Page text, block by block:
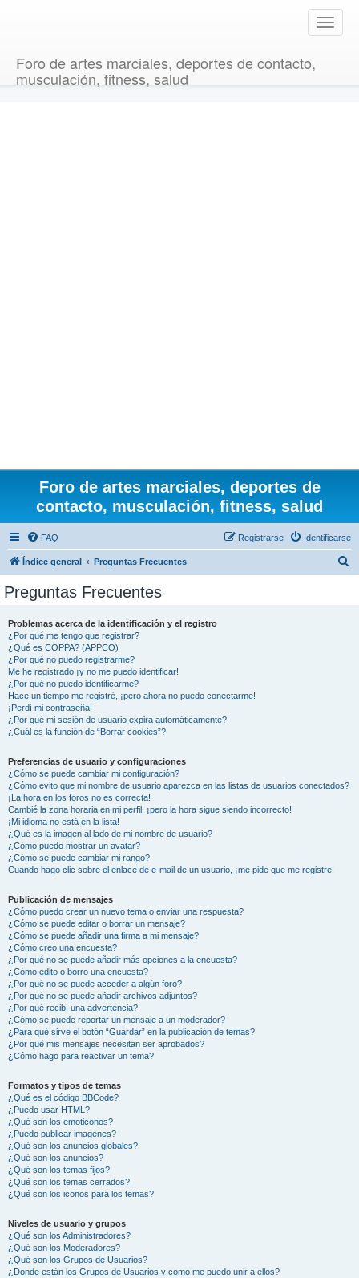
T
o
Foro de artes marciales, deportes de contacto,
musculación, fitness, salud
Foro de artes marciales, deportes de
contacto, musculación, fitness, salud
FAQ Identificarse
Registrarse
Índice general Preguntas Frecuentes
Preguntas Frecuentes
Problemas acerca de la identificación y el registro
¿Por qué me tengo que registrar?
¿Qué es COPPA? (APPCO)
¿Por qué no puedo registrarme?
Me he registrado ¡y no me puedo identificar!
¿Por qué no puedo identificarme?
Hace un tiempo me registré, ¡pero ahora no puedo conectarme!
¡Perdí mi contraseña!
¿Por qué mi sesión de usuario expira automáticamente?
¿Cuál es la función de “Borrar cookies”?
Preferencias de usuario y configuraciones
¿Cómo se puede cambiar mi configuración?
¿Cómo evito que mi nombre de usuario aparezca en las listas de usuarios conectados?
¡La hora en los foros no es correcta!
Cambié la zona horaria en mi perfil, ¡pero la hora sigue siendo incorrecto!
¡Mi idioma no está en la lista!
¿Qué es la imagen al lado de mi nombre de usuario?
¿Cómo puedo mostrar un avatar?
¿Cómo se puede cambiar mi rango?
Cuando hago clic sobre el enlace de e-mail de un usuario, ¡me pide que me registre!
Publicación de mensajes
¿Cómo puedo crear un nuevo tema o enviar una respuesta?
¿Cómo se puede editar o borrar un mensaje?
¿Cómo se puede añadir una firma a mi mensaje?
¿Cómo creo una encuesta?
¿Por qué no se puede añadir más opciones a la encuesta?
¿Cómo edito o borro una encuesta?
¿Por qué no se puede acceder a algún foro?
¿Por qué no se puede añadir archivos adjuntos?
¿Por qué recibí una advertencia?
¿Cómo se puede reportar un mensaje a un moderador?
¿Para qué sirve el botón “Guardar” en la publicación de temas?
¿Por qué mis mensajes necesitan ser aprobados?
¿Cómo hago para reactivar un tema?
Formatos y tipos de temas
¿Qué es el código BBCode?
¿Puedo usar HTML?
¿Qué son los emoticonos?
¿Puedo publicar imagenes?
¿Qué son los anuncios globales?
¿Qué son los anuncios?
¿Qué son los temas fijos?
¿Qué son los temas cerrados?
¿Qué son los iconos para los temas?
Niveles de usuario y grupos
¿Qué son los Administradores?
¿Qué son los Moderadores?
¿Qué son los Grupos de Usuarios?
¿Donde están los Grupos de Usuarios y como me puedo unir a ellos?